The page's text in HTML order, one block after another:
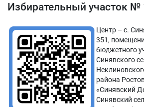
Избирательный участок №
Центр – с.
351,
бюджетного
Синявского
района
«Синявский
Синявский